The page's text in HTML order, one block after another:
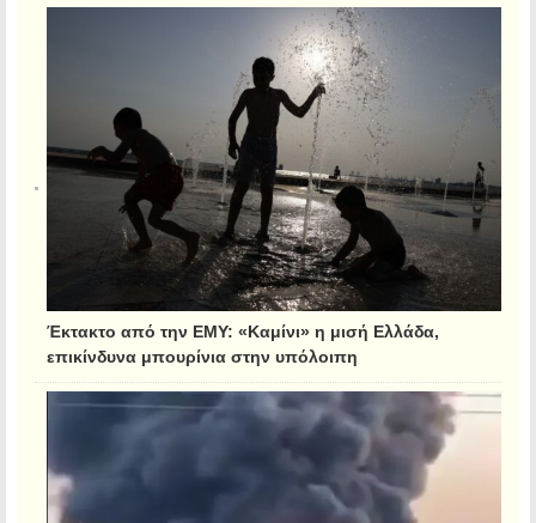
Έκτακτο από την ΕΜΥ: «Καμίνι» η μισή Ελλάδα,
επικίνδυνα μπουρίνια στην υπόλοιπη